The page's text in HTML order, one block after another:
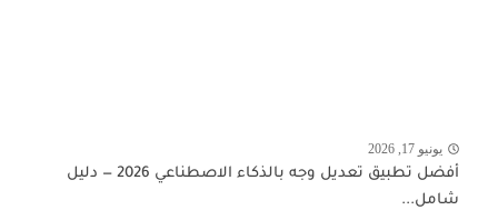
يونيو 17, 2026
أفضل تطبيق تعديل وجه بالذكاء الاصطناعي 2026 — دليل
شامل...